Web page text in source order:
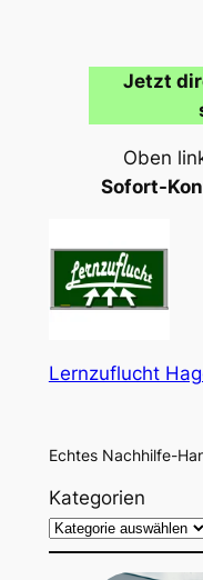
Jetzt
Oben
Sofort-
Lernzuflucht
Echtes Nachhilfe-
Kategorien